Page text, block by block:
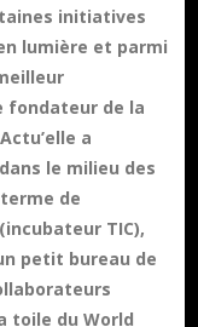
initiatives
lumière et parmi
fondateur de la
a
le milieu des
de
TIC),
petit bureau de
toile du World